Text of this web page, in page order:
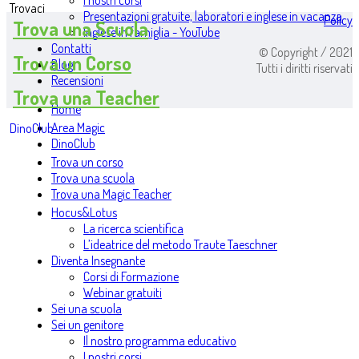
Presentazioni gratuite, laboratori e inglese in vacanza
Inglese in famiglia - YouTube
Contatti
Blog
Recensioni
Home
Area Magic
DinoClub
Trova un corso
Trova una scuola
Trova una Magic Teacher
Hocus&Lotus
La ricerca scientifica
L’ideatrice del metodo Traute Taeschner
Diventa Insegnante
Corsi di Formazione
Webinar gratuiti
Sei una scuola
Sei un genitore
Il nostro programma educativo
Trovaci
Trova una Scuola
Trova un Corso
Trova una Teacher
DinoClub
Policy
© Copyright / 2021
Tutti i diritti riservati